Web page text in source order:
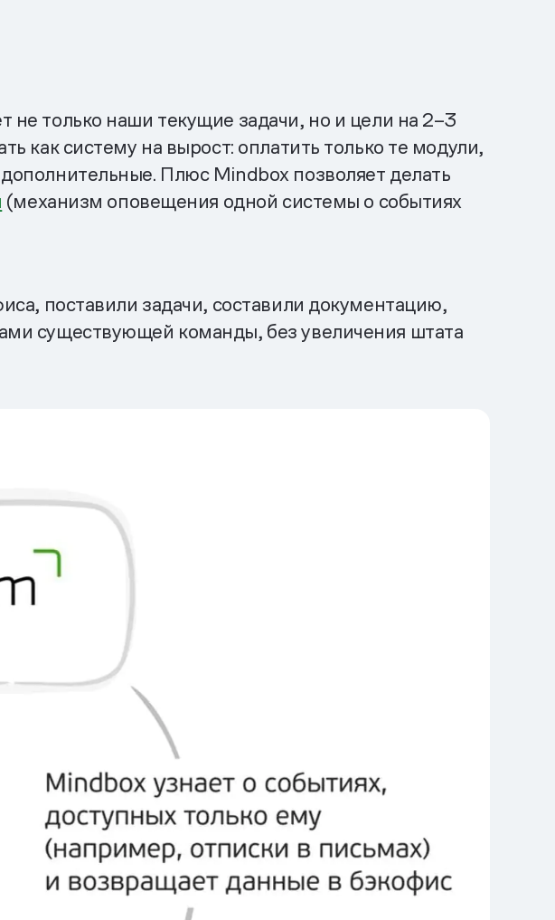
только наши текущие задачи, но и цели на 2–3
как систему на вырост: оплатить только те модули,
Плюс Mindbox позволяет делать
(механизм оповещения одной системы о событиях
поставили задачи, составили документацию,
существующей команды, без увеличения штата